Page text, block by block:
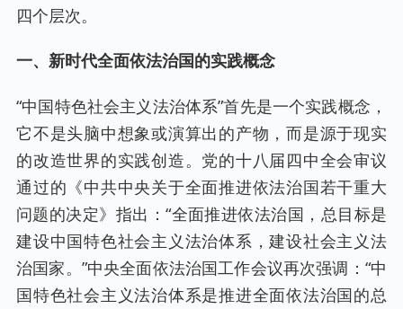
四个层次。
一、新时代全面依法治国的实践概念
“中国特色社会主义法治体系”首先是一个实践概念，
它不是头脑中想象或演算出的产物，而是源于现实
的改造世界的实践创造。党的十八届四中全会审议
通过的《中共中央关于全面推进依法治国若干重大
问题的决定》指出：“全面推进依法治国，总目标是
建设中国特色社会主义法治体系，建设社会主义法
治国家。”中央全面依法治国工作会议再次强调：“中
国特色社会主义法治体系是推进全面依法治国的总